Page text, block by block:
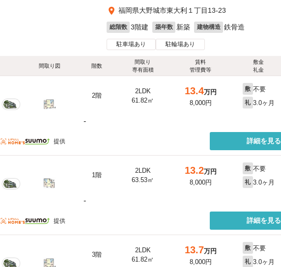
福岡県大野城市東大利１丁目13-23
総階数 3階建 築年数 新築 建物構造 鉄骨造
駐車場あり 駐輪場あり
間取り図 階数
間取り
専有面積
賃料
管理費等
敷金
礼金
2階
2LDK
61.82㎡
13.4万円
8,000円
敷 不要
礼 3.0ヶ月
-
提供 詳細を見る
1階
2LDK
63.53㎡
13.2万円
8,000円
敷 不要
礼 3.0ヶ月
-
提供 詳細を見る
3階
2LDK
61.82㎡
13.7万円
8,000円
敷 不要
礼 3.0ヶ月